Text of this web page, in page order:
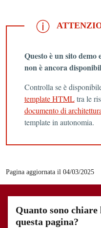
Questo è un sito demo
non è ancora
Controlla se è
template HTMLtra le
documento di
template in autonomia.
Pagina aggiornata il 04/03/2025
Quanto sono
questa pagina?